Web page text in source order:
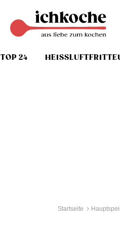
TOP 24
Startseite